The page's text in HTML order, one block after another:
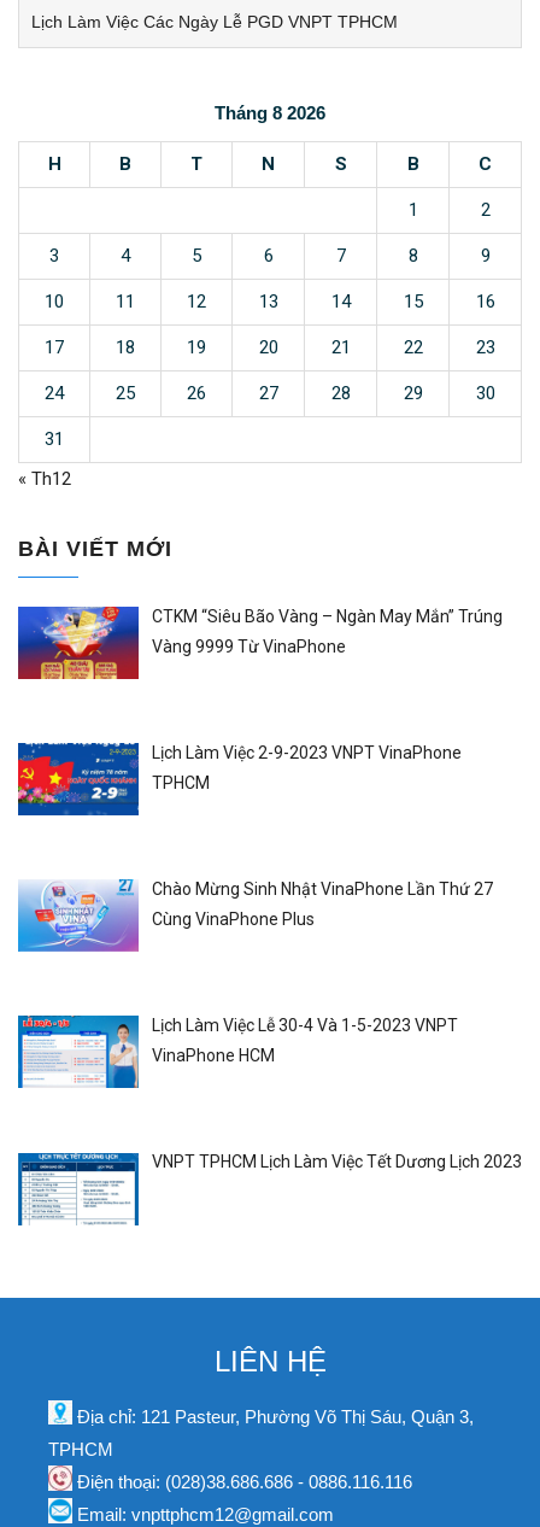
Lịch Làm Việc Các Ngày Lễ PGD VNPT TPHCM
Tháng 8 2026
H B T N S B C
1 2
3 4 5 6 7 8 9
10 11 12 13 14 15 16
17 18 19 20 21 22 23
24 25 26 27 28 29 30
31
« Th12
BÀI VIẾT MỚI
CTKM “Siêu Bão Vàng – Ngàn May Mắn” Trúng
Vàng 9999 Từ VinaPhone
Lịch Làm Việc 2-9-2023 VNPT VinaPhone
TPHCM
Chào Mừng Sinh Nhật VinaPhone Lần Thứ 27
Cùng VinaPhone Plus
Lịch Làm Việc Lễ 30-4 Và 1-5-2023 VNPT
VinaPhone HCM
VNPT TPHCM Lịch Làm Việc Tết Dương Lịch 2023
LIÊN HỆ
Địa chỉ: 121 Pasteur, Phường Võ Thị Sáu, Quận 3,
TPHCM
Điện thoại: (028)38.686.686 - 0886.116.116
Email: vnpttphcm12@gmail.com